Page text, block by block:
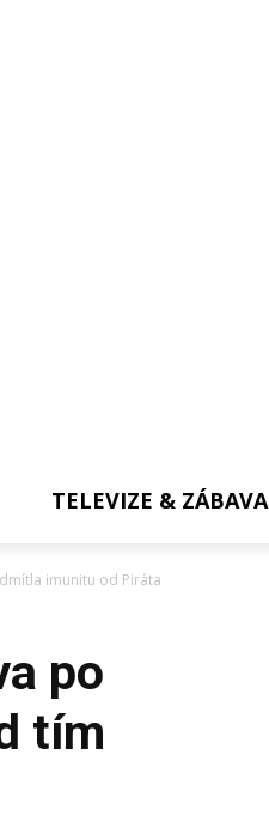
TELEVIZE & ZÁBAVA
imunitu od Piráta
po
tím